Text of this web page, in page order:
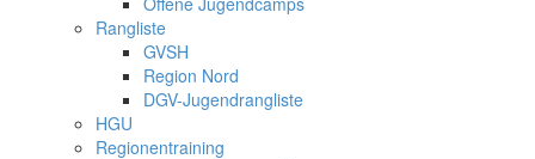
Rangliste
GVSH
Region Nord
DGV-Jugendrangliste
HGU
Regionentraining